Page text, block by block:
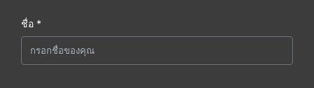
ชื่อ *